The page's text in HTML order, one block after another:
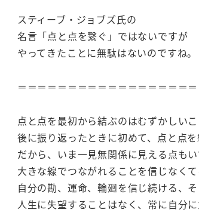
スティーブ・ジョブズ氏の
名言「点と点を繋ぐ」ではないですが
やってきたことに無駄はないのですね。
＝＝＝＝＝＝＝＝＝＝＝＝＝＝＝＝＝＝
点と点を最初から結ぶのはむずかしいこ
後に振り返ったときに初めて、点と点を
だから、いま一見無関係に見える点も
大きな線でつながれることを信じなくて
自分の勘、運命、輪廻を信じ続ける、
人生に失望することはなく、常に自分